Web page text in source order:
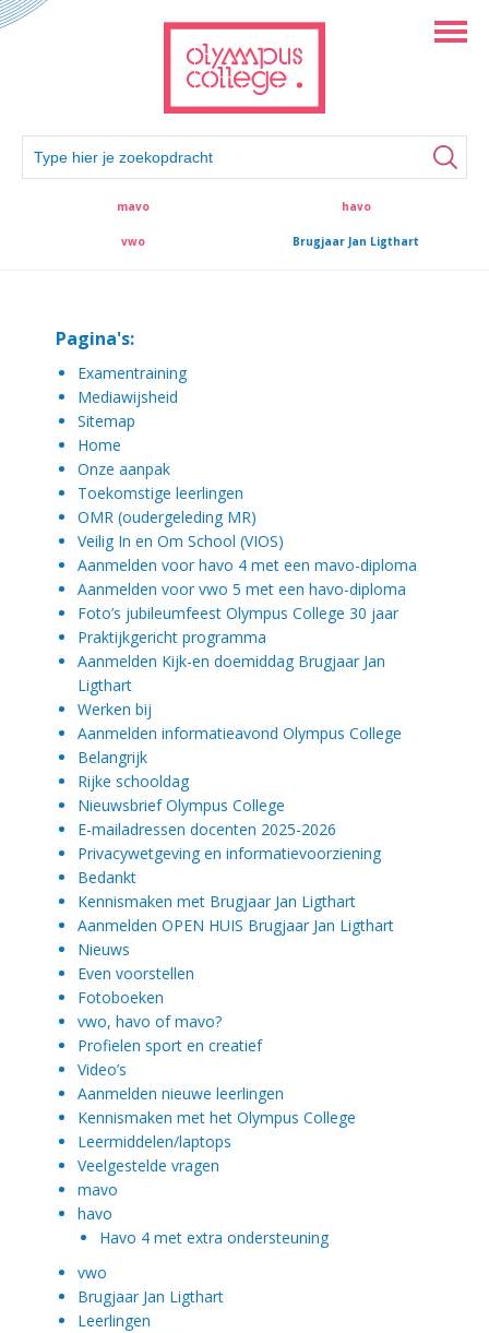
mavo havo
vwo Brugjaar Jan Ligthart
Pagina's:
Examentraining
Mediawijsheid
Sitemap
Home
Onze aanpak
Toekomstige leerlingen
OMR (oudergeleding MR)
Veilig In en Om School (VIOS)
Aanmelden voor havo 4 met een mavo-diploma
Aanmelden voor vwo 5 met een havo-diploma
Foto’s jubileumfeest Olympus College 30 jaar
Praktijkgericht programma
Aanmelden Kijk-en doemiddag Brugjaar Jan
Ligthart
Werken bij
Aanmelden informatieavond Olympus College
Belangrijk
Rijke schooldag
Nieuwsbrief Olympus College
E-mailadressen docenten 2025-2026
Privacywetgeving en informatievoorziening
Bedankt
Kennismaken met Brugjaar Jan Ligthart
Aanmelden OPEN HUIS Brugjaar Jan Ligthart
Nieuws
Even voorstellen
Fotoboeken
vwo, havo of mavo?
Profielen sport en creatief
Video’s
Aanmelden nieuwe leerlingen
Kennismaken met het Olympus College
Leermiddelen/laptops
Veelgestelde vragen
mavo
havo
Havo 4 met extra ondersteuning
vwo
Brugjaar Jan Ligthart
Leerlingen